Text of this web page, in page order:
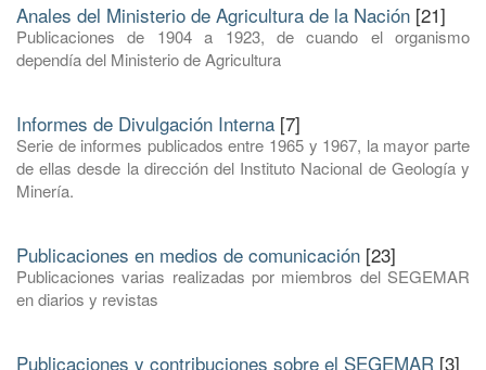
Anales del Ministerio de Agricultura de la Nación [21]
Publicaciones de 1904 a 1923, de cuando el organismo
dependía del Ministerio de Agricultura
Informes de Divulgación Interna [7]
Serie de informes publicados entre 1965 y 1967, la mayor parte
de ellas desde la dirección del Instituto Nacional de Geología y
Minería.
Publicaciones en medios de comunicación [23]
Publicaciones varias realizadas por miembros del SEGEMAR
en diarios y revistas
Publicaciones y contribuciones sobre el SEGEMAR [3]